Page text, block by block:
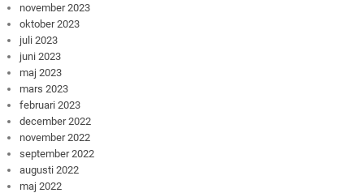
november 2023
oktober 2023
juli 2023
juni 2023
maj 2023
mars 2023
februari 2023
december 2022
november 2022
september 2022
augusti 2022
maj 2022